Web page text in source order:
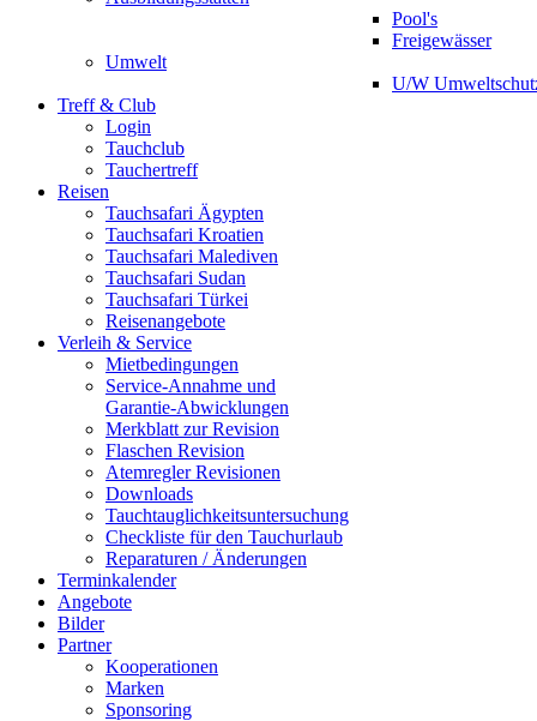
Pool's
Freigewässer
Umwelt
U/W
Treff & Club
Login
Tauchclub
Tauchertreff
Reisen
Tauchsafari Ägypten
Tauchsafari Kroatien
Tauchsafari Malediven
Tauchsafari Sudan
Tauchsafari Türkei
Reisenangebote
Verleih & Service
Mietbedingungen
Service-Annahme und
Garantie-Abwicklungen
Merkblatt zur Revision
Flaschen Revision
Atemregler Revisionen
Downloads
Tauchtauglichkeitsuntersuchung
Checkliste für den Tauchurlaub
Reparaturen / Änderungen
Terminkalender
Angebote
Bilder
Partner
Kooperationen
Marken
Sponsoring